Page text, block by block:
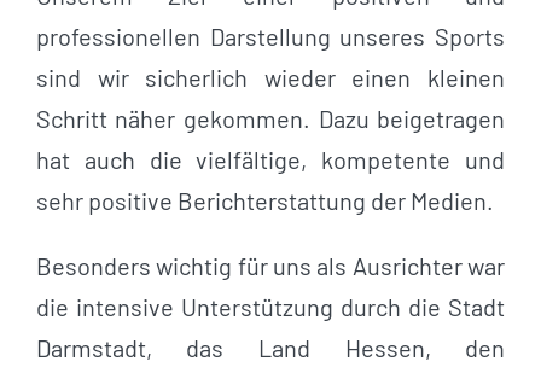
professionellen Darstellung unseres Sports
sind wir sicherlich wieder einen kleinen
Schritt näher gekommen. Dazu beigetragen
hat auch die vielfältige, kompetente und
sehr positive Berichterstattung der Medien.
Besonders wichtig für uns als Ausrichter war
die intensive Unterstützung durch die Stadt
Darmstadt, das Land Hessen, den